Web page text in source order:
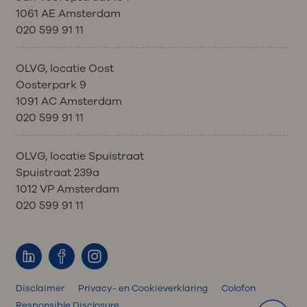
1061 AE Amsterdam
020 599 91 11
OLVG, locatie Oost
Oosterpark 9
1091 AC Amsterdam
020 599 91 11
OLVG, locatie Spuistraat
Spuistraat 239a
1012 VP Amsterdam
020 599 91 11
Disclaimer Privacy- en Cookieverklaring
Colofon